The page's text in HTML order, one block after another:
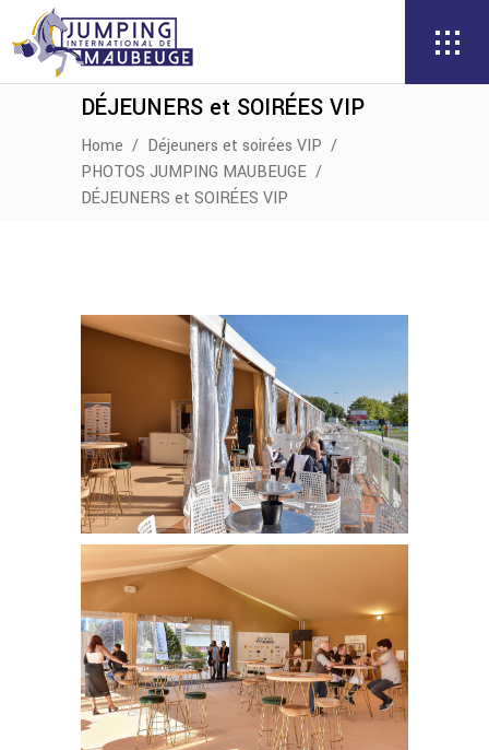
DÉJEUNERS et SOIRÉES VIP
Home / Déjeuners et soirées VIP /
PHOTOS JUMPING MAUBEUGE /
DÉJEUNERS et SOIRÉES VIP